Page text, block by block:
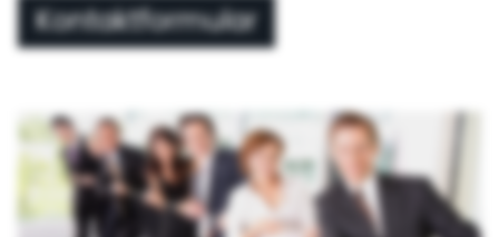
Kontaktformular